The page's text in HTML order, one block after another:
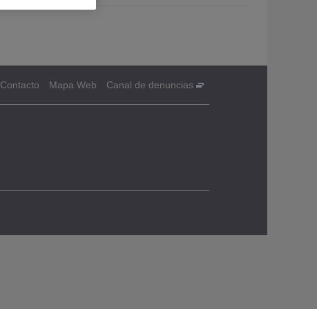
Contacto Mapa Web Canal de denuncias